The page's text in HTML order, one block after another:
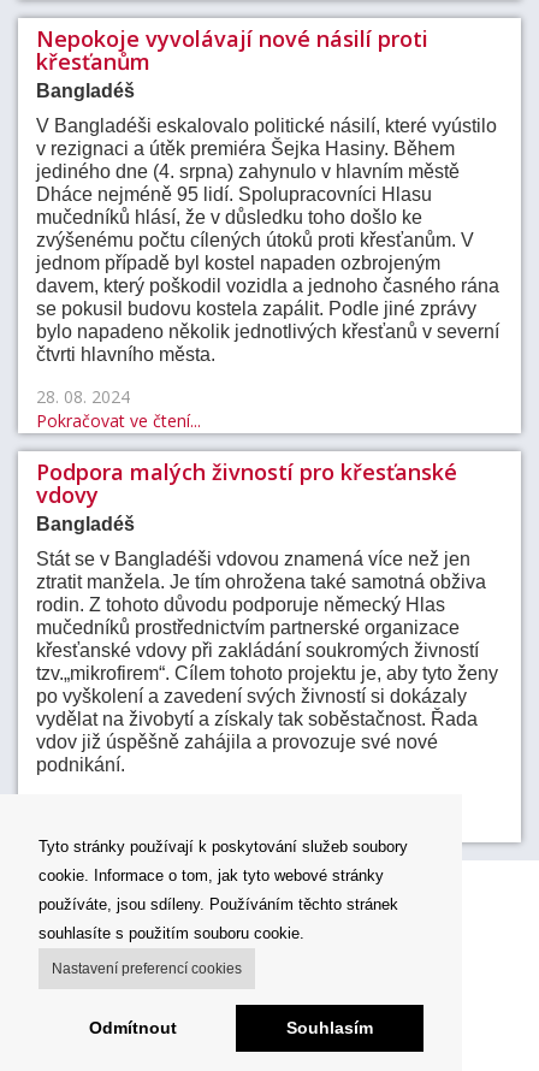
Tyto stránky používají k poskytování služeb soubory
cookie. Informace o tom, jak tyto webové stránky
používáte, jsou sdíleny. Používáním těchto stránek
souhlasíte s použitím souboru cookie.
Nastavení preferencí cookies
Odmítnout Souhlasím
Nepokoje vyvolávají nové násilí proti
křesťanům
Bangladéš
V Bangladéši eskalovalo politické násilí, které vyústilo
v rezignaci a útěk premiéra Šejka Hasiny. Během
jediného dne (4. srpna) zahynulo v hlavním městě
Dháce nejméně 95 lidí. Spolupracovníci Hlasu
mučedníků hlásí, že v důsledku toho došlo ke
zvýšenému počtu cílených útoků proti křesťanům. V
jednom případě byl kostel napaden ozbrojeným
davem, který poškodil vozidla a jednoho časného rána
se pokusil budovu kostela zapálit. Podle jiné zprávy
bylo napadeno několik jednotlivých křesťanů v severní
čtvrti hlavního města.
28. 08. 2024
Pokračovat ve čtení...
Podpora malých živností pro křesťanské
vdovy
Bangladéš
Stát se v Bangladéši vdovou znamená více než jen
ztratit manžela. Je tím ohrožena také samotná obživa
rodin. Z tohoto důvodu podporuje německý Hlas
mučedníků prostřednictvím partnerské organizace
křesťanské vdovy při zakládání soukromých živností
tzv.„mikrofirem“. Cílem tohoto projektu je, aby tyto ženy
po vyškolení a zavedení svých živností si dokázaly
vydělat na živobytí a získaly tak soběstačnost. Řada
vdov již úspěšně zahájila a provozuje své nové
podnikání.